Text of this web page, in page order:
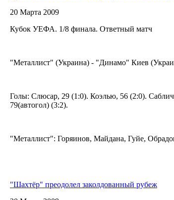
20 Марта 2009
Кубок УЕФА. 1/8 финала. Ответный матч
"Металлист" (Украина) - "Динамо" Киев
Голы: Слюсар, 29 (1:0). Коэлью, 56 (2:0).
79(автогол) (3:2).
"Металлист": Горяинов, Майдана, Гуйе,
"Шахтёр" преодолел заколдованный рубеж